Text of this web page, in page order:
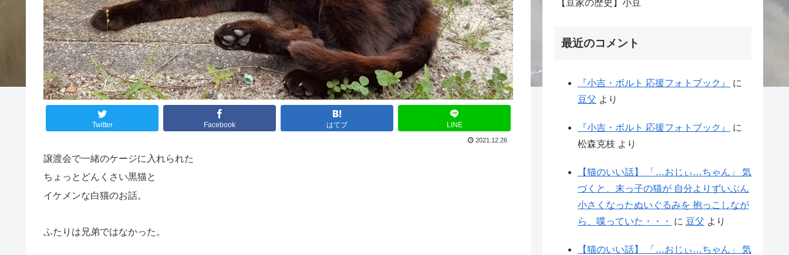
Twitter Facebook はてブ LINE
2021.12.26
譲渡会で一緒のケージに入れられた
ちょっとどんくさい黒猫と
イケメンな白猫のお話。
ふたりは兄弟ではなかった。
【豆家の歴史】小豆
最近のコメント
『小吉・ボルト 応援フォトブック』
に
豆父 より
『小吉・ボルト 応援フォトブック』
に
松森克枝 より
【猫のいい話】 「…おじぃ…ちゃん」 気
づくと、末っ子の猫が 自分よりずいぶん
小さくなったぬいぐるみを 抱っこしなが
ら、喋っていた・・・
に 豆父 より
【猫のいい話】 「…おじぃ…ちゃん」 気